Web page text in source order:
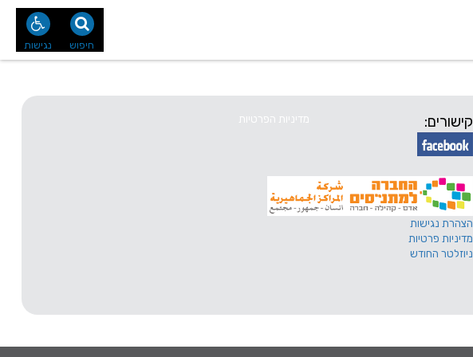
נגישות חיפוש
קישורים:
הצהרת נגישות
מדיניות פרטיות
ניוזלטר החודש
מדיניות הפרטיות